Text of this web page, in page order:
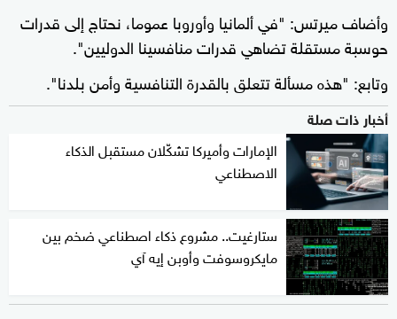
وأضاف ميرتس: "في ألمانيا وأوروبا عموما، نحتاج إلى قدرات
حوسبة مستقلة تضاهي قدرات منافسينا الدوليين".
وتابع: "هذه مسألة تتعلق بالقدرة التنافسية وأمن بلدنا".
أخبار ذات صلة
الإمارات وأميركا تشكّلان مستقبل الذكاء
الاصطناعي
ستارغيت.. مشروع ذكاء اصطناعي ضخم بين
مايكروسوفت وأوبن إيه آي